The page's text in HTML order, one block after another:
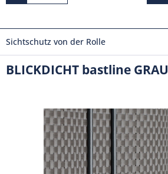
Sichtschutz von der Rolle
BLICKDICHT bastline GRAU